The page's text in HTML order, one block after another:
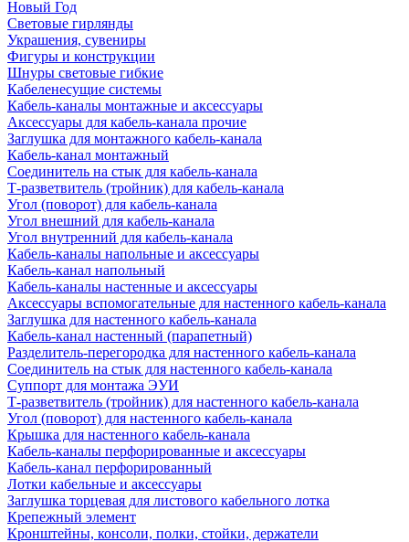
Новый Год
Световые гирлянды
Украшения, сувениры
Фигуры и конструкции
Шнуры световые гибкие
Кабеленесущие системы
Кабель-каналы монтажные и аксессуары
Аксессуары для кабель-канала прочие
Заглушка для монтажного кабель-канала
Кабель-канал монтажный
Соединитель на стык для кабель-канала
Т-разветвитель (тройник) для кабель-канала
Угол (поворот) для кабель-канала
Угол внешний для кабель-канала
Угол внутренний для кабель-канала
Кабель-каналы напольные и аксессуары
Кабель-канал напольный
Кабель-каналы настенные и аксессуары
Аксессуары вспомогательные для настенного кабель-канала
Заглушка для настенного кабель-канала
Кабель-канал настенный (парапетный)
Разделитель-перегородка для настенного кабель-канала
Соединитель на стык для настенного кабель-канала
Суппорт для монтажа ЭУИ
Т-разветвитель (тройник) для настенного кабель-канала
Угол (поворот) для настенного кабель-канала
Крышка для настенного кабель-канала
Кабель-каналы перфорированные и аксессуары
Кабель-канал перфорированный
Лотки кабельные и аксессуары
Заглушка торцевая для листового кабельного лотка
Крепежный элемент
Кронштейны, консоли, полки, стойки, держатели